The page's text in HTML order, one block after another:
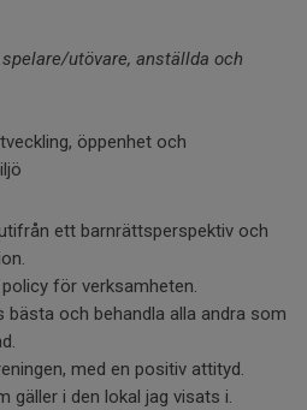
utövare, anställda och
öppenhet och
ett barnrättsperspektiv och
för verksamheten.
bästa och behandla alla andra som
med en positiv attityd.
gäller i den lokal jag visats i.